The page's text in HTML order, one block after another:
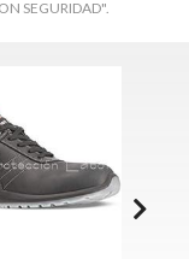
SEGURIDAD".